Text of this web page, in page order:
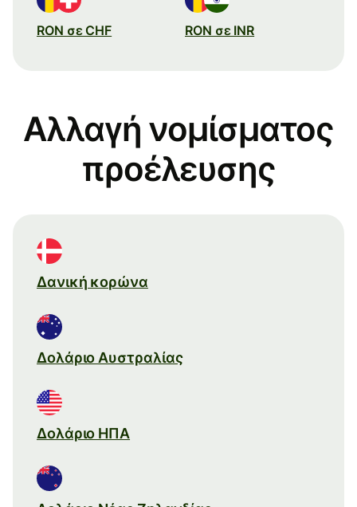
RON σε CHF RON σε INR
Αλλαγή νομίσματος
προέλευσης
Δανική κορώνα
Δολάριο Αυστραλίας
Δολάριο ΗΠΑ